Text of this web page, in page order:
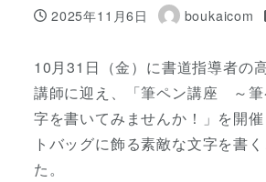
投稿日
2025年11月6日
著
boukaicom
10月31日（金）に書道指導者の
講師に迎え、「筆ペン講座 ～筆
字を書いてみませんか！」を開
トバッグに飾る素敵な文字を書
た。